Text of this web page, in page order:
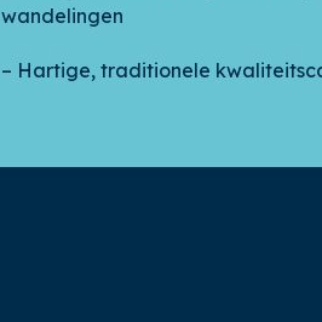
wandelingen
– Hartige, traditionele